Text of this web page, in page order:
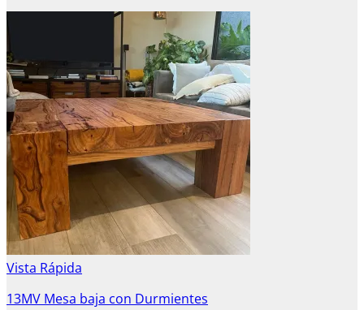
Vista Rápida
13MV Mesa baja con Durmientes